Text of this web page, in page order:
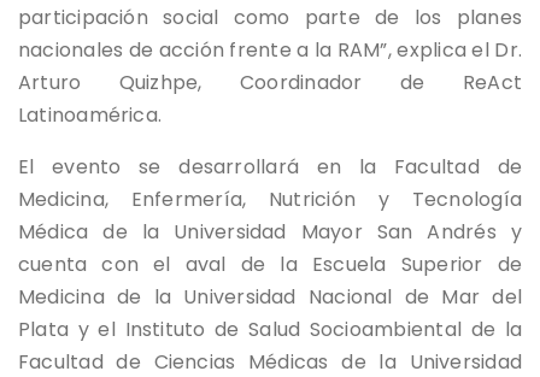
participación social como parte de los planes
nacionales de acción frente a la RAM”, explica el Dr.
Arturo Quizhpe, Coordinador de ReAct
Latinoamérica.
El evento se desarrollará en la Facultad de
Medicina, Enfermería, Nutrición y Tecnología
Médica de la Universidad Mayor San Andrés y
cuenta con el aval de la Escuela Superior de
Medicina de la Universidad Nacional de Mar del
Plata y el Instituto de Salud Socioambiental de la
Facultad de Ciencias Médicas de la Universidad